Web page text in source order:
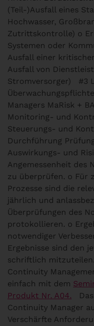
(Teil-)Ausfall eines
Hochwasser,
Zutrittskontrolle) o
Systemen oder
Ausfall einer
Ausfall von
Stromversorger) #3
Managers MaRisk +
Monitoring- und
Steuerungs- und
Durchführung
Auswirkungs- und
Angemessenheit des
zu überprüfen. o Für
Prozesse sind die
jährlich und
Überprüfungen des
protokollieren. o
notwendiger
Ergebnisse sind den
schriftlich
Continuity
einfach mit dem
Produkt Nr. A04.
Continuity Manager
Verschärfte